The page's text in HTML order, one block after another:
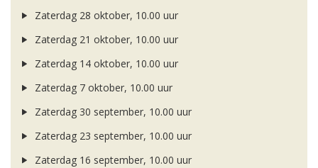
Zaterdag 28 oktober, 10.00 uur
Zaterdag 21 oktober, 10.00 uur
Zaterdag 14 oktober, 10.00 uur
Zaterdag 7 oktober, 10.00 uur
Zaterdag 30 september, 10.00 uur
Zaterdag 23 september, 10.00 uur
Zaterdag 16 september, 10.00 uur